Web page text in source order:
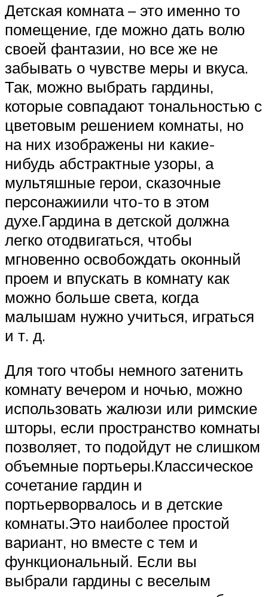
Детская комната – это именно то
помещение, где можно дать волю
своей фантазии, но все же не
забывать о чувстве меры и вкуса.
Так, можно выбрать гардины,
которые совпадают тональностью с
цветовым решением комнаты, но
на них изображены ни какие-
нибудь абстрактные узоры, а
мультяшные герои, сказочные
персонажиили что-то в этом
духе.Гардина в детской должна
легко отодвигаться, чтобы
мгновенно освобождать оконный
проем и впускать в комнату как
можно больше света, когда
малышам нужно учиться, играться
и т. д.
Для того чтобы немного затенить
комнату вечером и ночью, можно
использовать жалюзи или римские
шторы, если пространство комнаты
позволяет, то подойдут не слишком
объемные портьеры.Классическое
сочетание гардин и
портьерворвалось и в детские
комнаты.Это наиболее простой
вариант, но вместе с тем и
функциональный. Если вы
выбрали гардины с веселым